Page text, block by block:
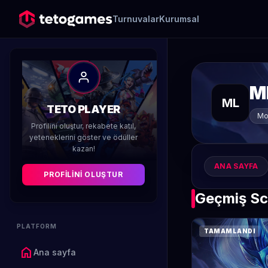
TurnuvalarKurumsal
TETO PLAYER
Profilini oluştur, rekabete katıl,
yeteneklerini göster ve ödüller
kazan!
PROFILINI OLUŞTUR
PLATFORM
home Ana sayfa
ML
ANA SAYFA
Geçmiş
TAMAMLANDI